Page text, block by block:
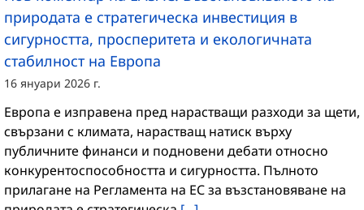
природата е стратегическа инвестиция в
сигурността, просперитета и екологичната
стабилност на Европа
16 януари 2026 г.
Европа е изправена пред нарастващи разходи за щети,
свързани с климата, нарастващ натиск върху
публичните финанси и подновени дебати относно
конкурентоспособността и сигурността. Пълното
прилагане на Регламента на ЕС за възстановяване на